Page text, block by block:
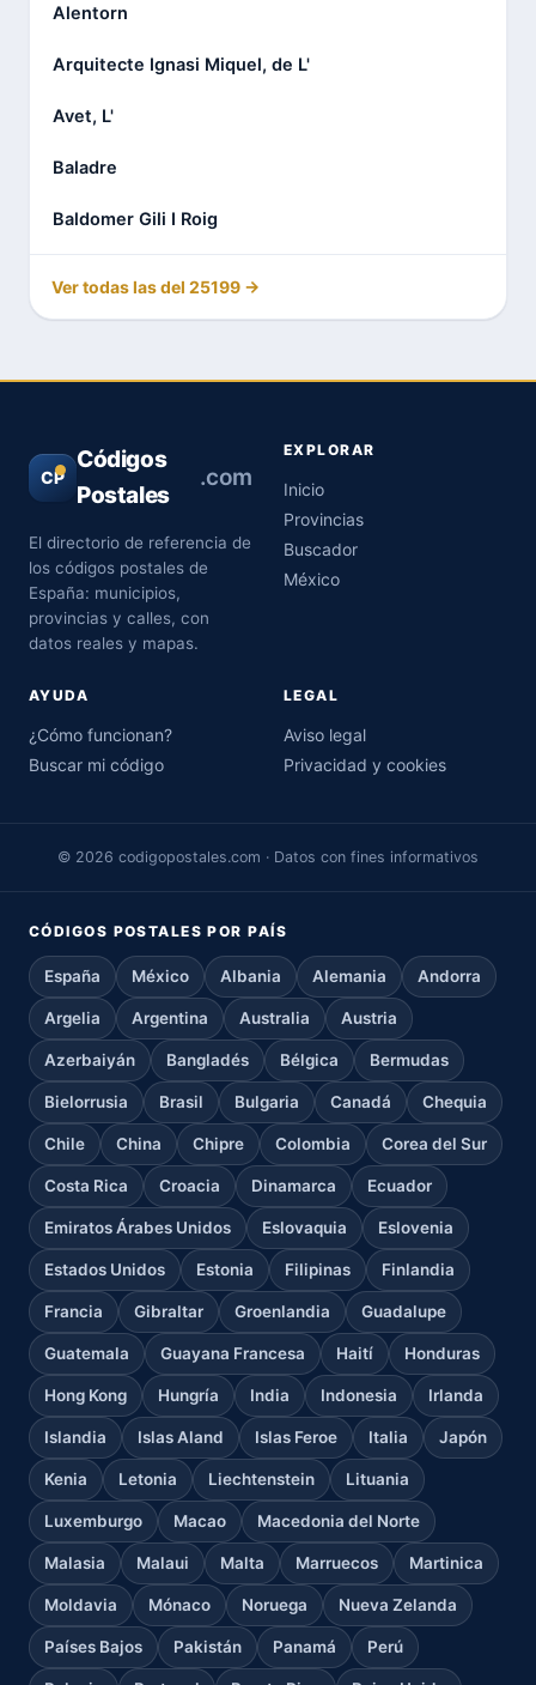
Alentorn
Arquitecte Ignasi Miquel, de L'
Avet, L'
Baladre
Baldomer Gili I Roig
Ver todas las del 25199 →
CP
Códigos
Postales
.com
El directorio de referencia de
los códigos postales de
España: municipios,
provincias y calles, con
datos reales y mapas.
EXPLORAR
Inicio
Provincias
Buscador
México
AYUDA
¿Cómo funcionan?
Buscar mi código
LEGAL
Aviso legal
Privacidad y cookies
© 2026 codigopostales.com · Datos con fines informativos
CÓDIGOS POSTALES POR PAÍS
España México Albania Alemania Andorra
Argelia Argentina Australia Austria
Azerbaiyán Bangladés Bélgica Bermudas
Bielorrusia Brasil Bulgaria Canadá Chequia
Chile China Chipre Colombia Corea del Sur
Costa Rica Croacia Dinamarca Ecuador
Emiratos Árabes Unidos Eslovaquia Eslovenia
Estados Unidos Estonia Filipinas Finlandia
Francia Gibraltar Groenlandia Guadalupe
Guatemala Guayana Francesa Haití Honduras
Hong Kong Hungría India Indonesia Irlanda
Islandia Islas Aland Islas Feroe Italia Japón
Kenia Letonia Liechtenstein Lituania
Luxemburgo Macao Macedonia del Norte
Malasia Malaui Malta Marruecos Martinica
Moldavia Mónaco Noruega Nueva Zelanda
Países Bajos Pakistán Panamá Perú